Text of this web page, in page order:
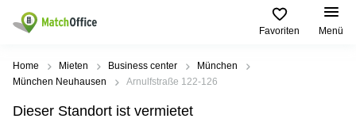
Favoriten Menü
Mieten / Vermieten
Produktseiten
Beliebte
Städte
Beliebte
Suchanfragen
Hilfe
Home Mieten Business center
München
München Neuhausen
Arnulfstraße 122-126
Dieser Standort ist vermietet